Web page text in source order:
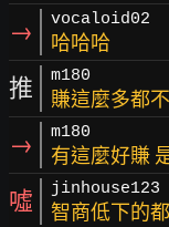
→ vocaloid02
哈哈哈
推 m180
賺這麼多都
→ m180
有這麼好賺
噓 jinhouse123
智商低下的